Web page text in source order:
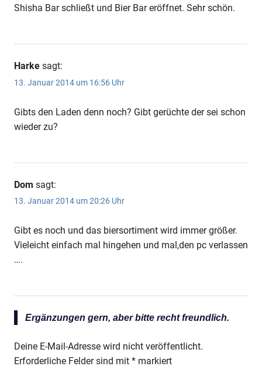
Shisha Bar schließt und Bier Bar eröffnet. Sehr schön.
Harke sagt:
13. Januar 2014 um 16:56 Uhr
Gibts den Laden denn noch? Gibt gerüchte der sei schon
wieder zu?
Dom sagt:
13. Januar 2014 um 20:26 Uhr
Gibt es noch und das biersortiment wird immer größer.
Vieleicht einfach mal hingehen und mal,den pc verlassen
….
Ergänzungen gern, aber bitte recht freundlich.
Deine E-Mail-Adresse wird nicht veröffentlicht.
Erforderliche Felder sind mit * markiert